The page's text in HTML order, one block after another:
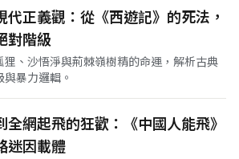
代正義觀：從《西遊記》的死法，
對階級
、沙悟淨與荊棘嶺樹精的命運，解析古典
暴力邏輯。
網起飛的狂歡：《中國人能飛》
迷因載體